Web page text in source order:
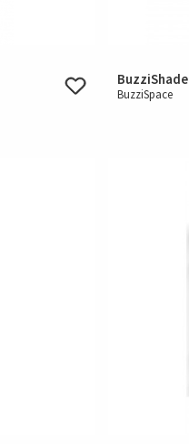
BuzziShade
BuzziSpace